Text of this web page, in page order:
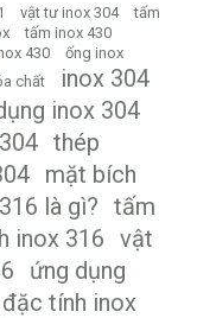
vật tư inox 304
tấm
tấm inox 430
430
ống inox
chất
inox 304
inox 304
thép
mặt bích
là gì? tấm
inox 316 vật
ứng dụng
đặc tính inox